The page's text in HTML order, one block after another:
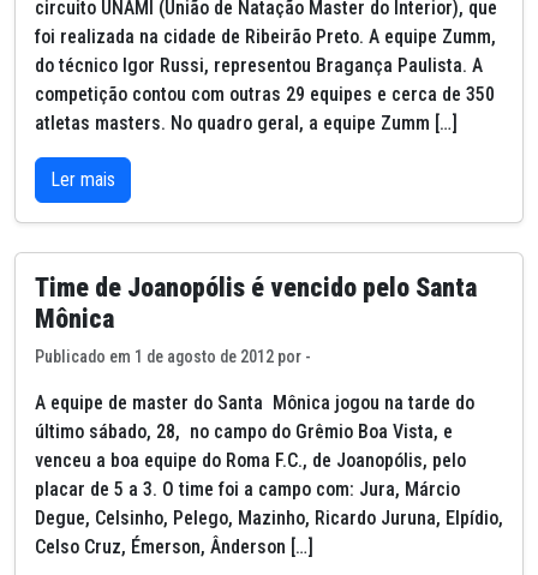
circuito UNAMI (União de Natação Master do Interior), que
foi realizada na cidade de Ribeirão Preto. A equipe Zumm,
do técnico Igor Russi, representou Bragança Paulista. A
competição contou com outras 29 equipes e cerca de 350
atletas masters. No quadro geral, a equipe Zumm […]
Ler mais
Time de Joanopólis é vencido pelo Santa
Mônica
Publicado em 1 de agosto de 2012 por -
A equipe de master do Santa Mônica jogou na tarde do
último sábado, 28, no campo do Grêmio Boa Vista, e
venceu a boa equipe do Roma F.C., de Joanopólis, pelo
placar de 5 a 3. O time foi a campo com: Jura, Márcio
Degue, Celsinho, Pelego, Mazinho, Ricardo Juruna, Elpídio,
Celso Cruz, Émerson, Ânderson […]